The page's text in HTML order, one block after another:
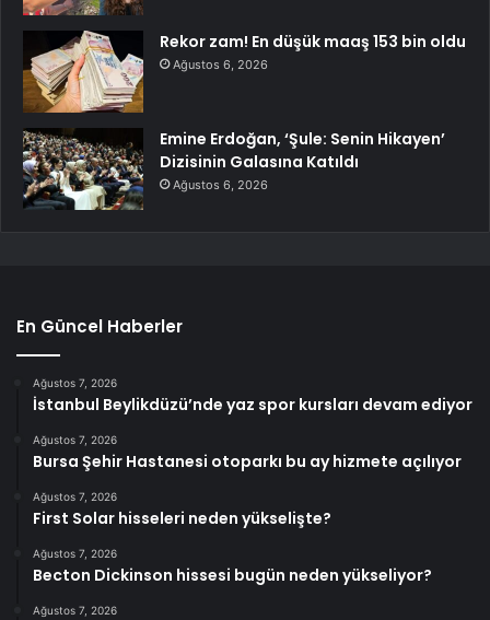
Rekor zam! En düşük maaş 153 bin oldu
Ağustos 6, 2026
Emine Erdoğan, ‘Şule: Senin Hikayen’
Dizisinin Galasına Katıldı
Ağustos 6, 2026
En Güncel Haberler
Ağustos 7, 2026
İstanbul Beylikdüzü’nde yaz spor kursları devam ediyor
Ağustos 7, 2026
Bursa Şehir Hastanesi otoparkı bu ay hizmete açılıyor
Ağustos 7, 2026
First Solar hisseleri neden yükselişte?
Ağustos 7, 2026
Becton Dickinson hissesi bugün neden yükseliyor?
Ağustos 7, 2026